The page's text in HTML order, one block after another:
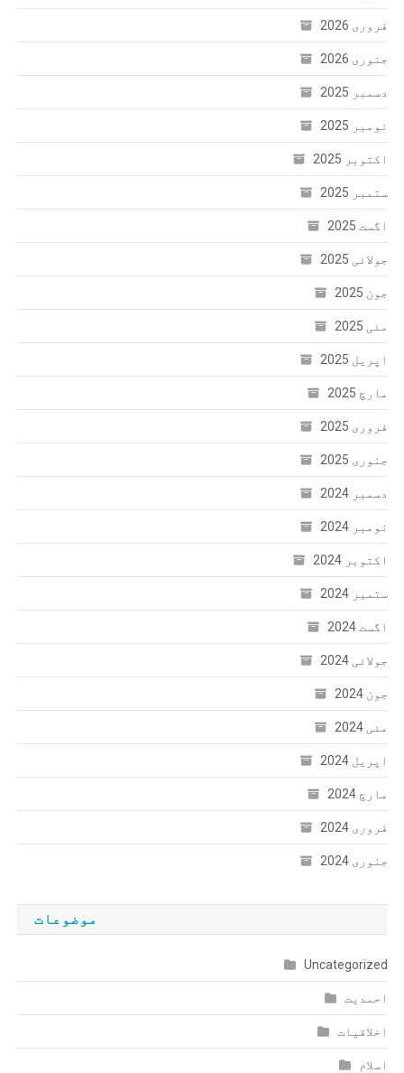
فروری 2026
جنوری 2026
دسمبر 2025
نومبر 2025
اکتوبر 2025
ستمبر 2025
اگست 2025
جولائی 2025
جون 2025
مئی 2025
اپریل 2025
مارچ 2025
فروری 2025
جنوری 2025
دسمبر 2024
نومبر 2024
اکتوبر 2024
ستمبر 2024
اگست 2024
جولائی 2024
جون 2024
مئی 2024
اپریل 2024
مارچ 2024
فروری 2024
جنوری 2024
موضوعات
Uncategorized
احمدیت
اخلاقیات
اسلام